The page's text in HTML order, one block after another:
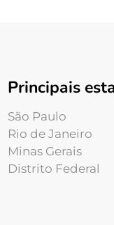
Principais
São Paulo
Rio de Janeiro
Minas Gerais
Distrito Federal